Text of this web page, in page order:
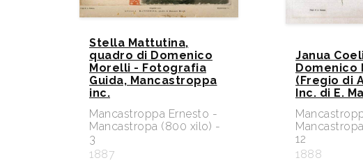
Stella Mattutina,
quadro di Domenico
Morelli - Fotografia
Guida, Mancastroppa
inc.
Mancastroppa Ernesto -
Mancastropa (800 xilo) -
3
1887
Janua
Domenico
(Fregio di
Inc. di E.
12
1888